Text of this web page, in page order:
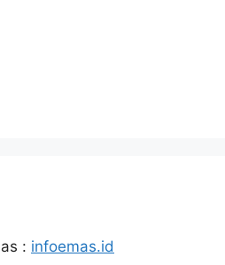
: infoemas.id